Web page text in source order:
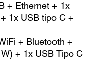
+ Ethernet + 1x
1x USB tipo C +
+ Bluetooth +
+ 1x USB Tipo C